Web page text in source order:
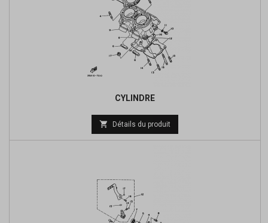
CYLINDRE
Prix
de
 Détails du produit